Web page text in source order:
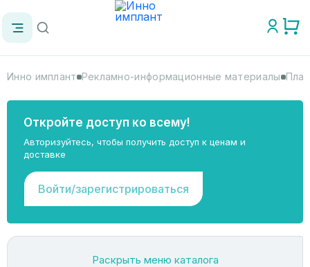
Инно имплант Рекламно-информационные материалы
Откройте доступ ко всему!
Авторизуйтесь, чтобы получить доступ к ценам и
доставке
Войти/зарегистрироваться
Раскрыть меню каталога